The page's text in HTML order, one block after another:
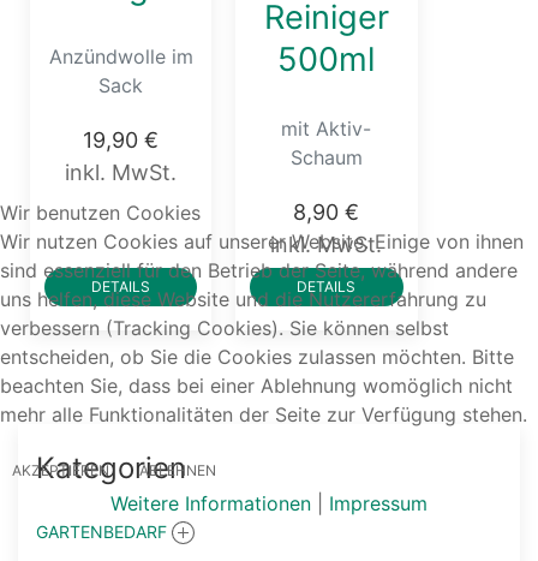
Anzündwolle im
Sack
19,90 €
inkl. MwSt.
DETAILS
Reiniger
500ml
mit Aktiv-
Schaum
8,90 €
inkl. MwSt.
DETAILS
Kategorien
GARTENBEDARF
Wir benutzen Cookies
Wir nutzen Cookies auf unserer Website. Einige von ihnen
sind essenziell für den Betrieb der Seite, während andere
uns helfen, diese Website und die Nutzererfahrung zu
verbessern (Tracking Cookies). Sie können selbst
entscheiden, ob Sie die Cookies zulassen möchten. Bitte
beachten Sie, dass bei einer Ablehnung womöglich nicht
mehr alle Funktionalitäten der Seite zur Verfügung stehen.
AKZEPTIEREN ABLEHNEN
Weitere Informationen Impressum